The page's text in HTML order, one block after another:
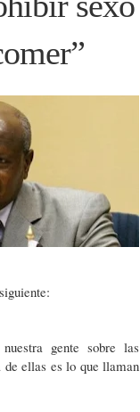
gente sobre las
de ellas es lo que llaman